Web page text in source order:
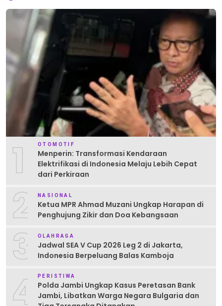
1 OTOMOTIF
Menperin: Transformasi Kendaraan
Elektrifikasi di Indonesia Melaju Lebih Cepat
dari Perkiraan
2 NASIONAL
Ketua MPR Ahmad Muzani Ungkap Harapan di
Penghujung Zikir dan Doa Kebangsaan
3 OLAHRAGA
Jadwal SEA V Cup 2026 Leg 2 di Jakarta,
Indonesia Berpeluang Balas Kamboja
4 PERISTIWA
Polda Jambi Ungkap Kasus Peretasan Bank
Jambi, Libatkan Warga Negara Bulgaria dan